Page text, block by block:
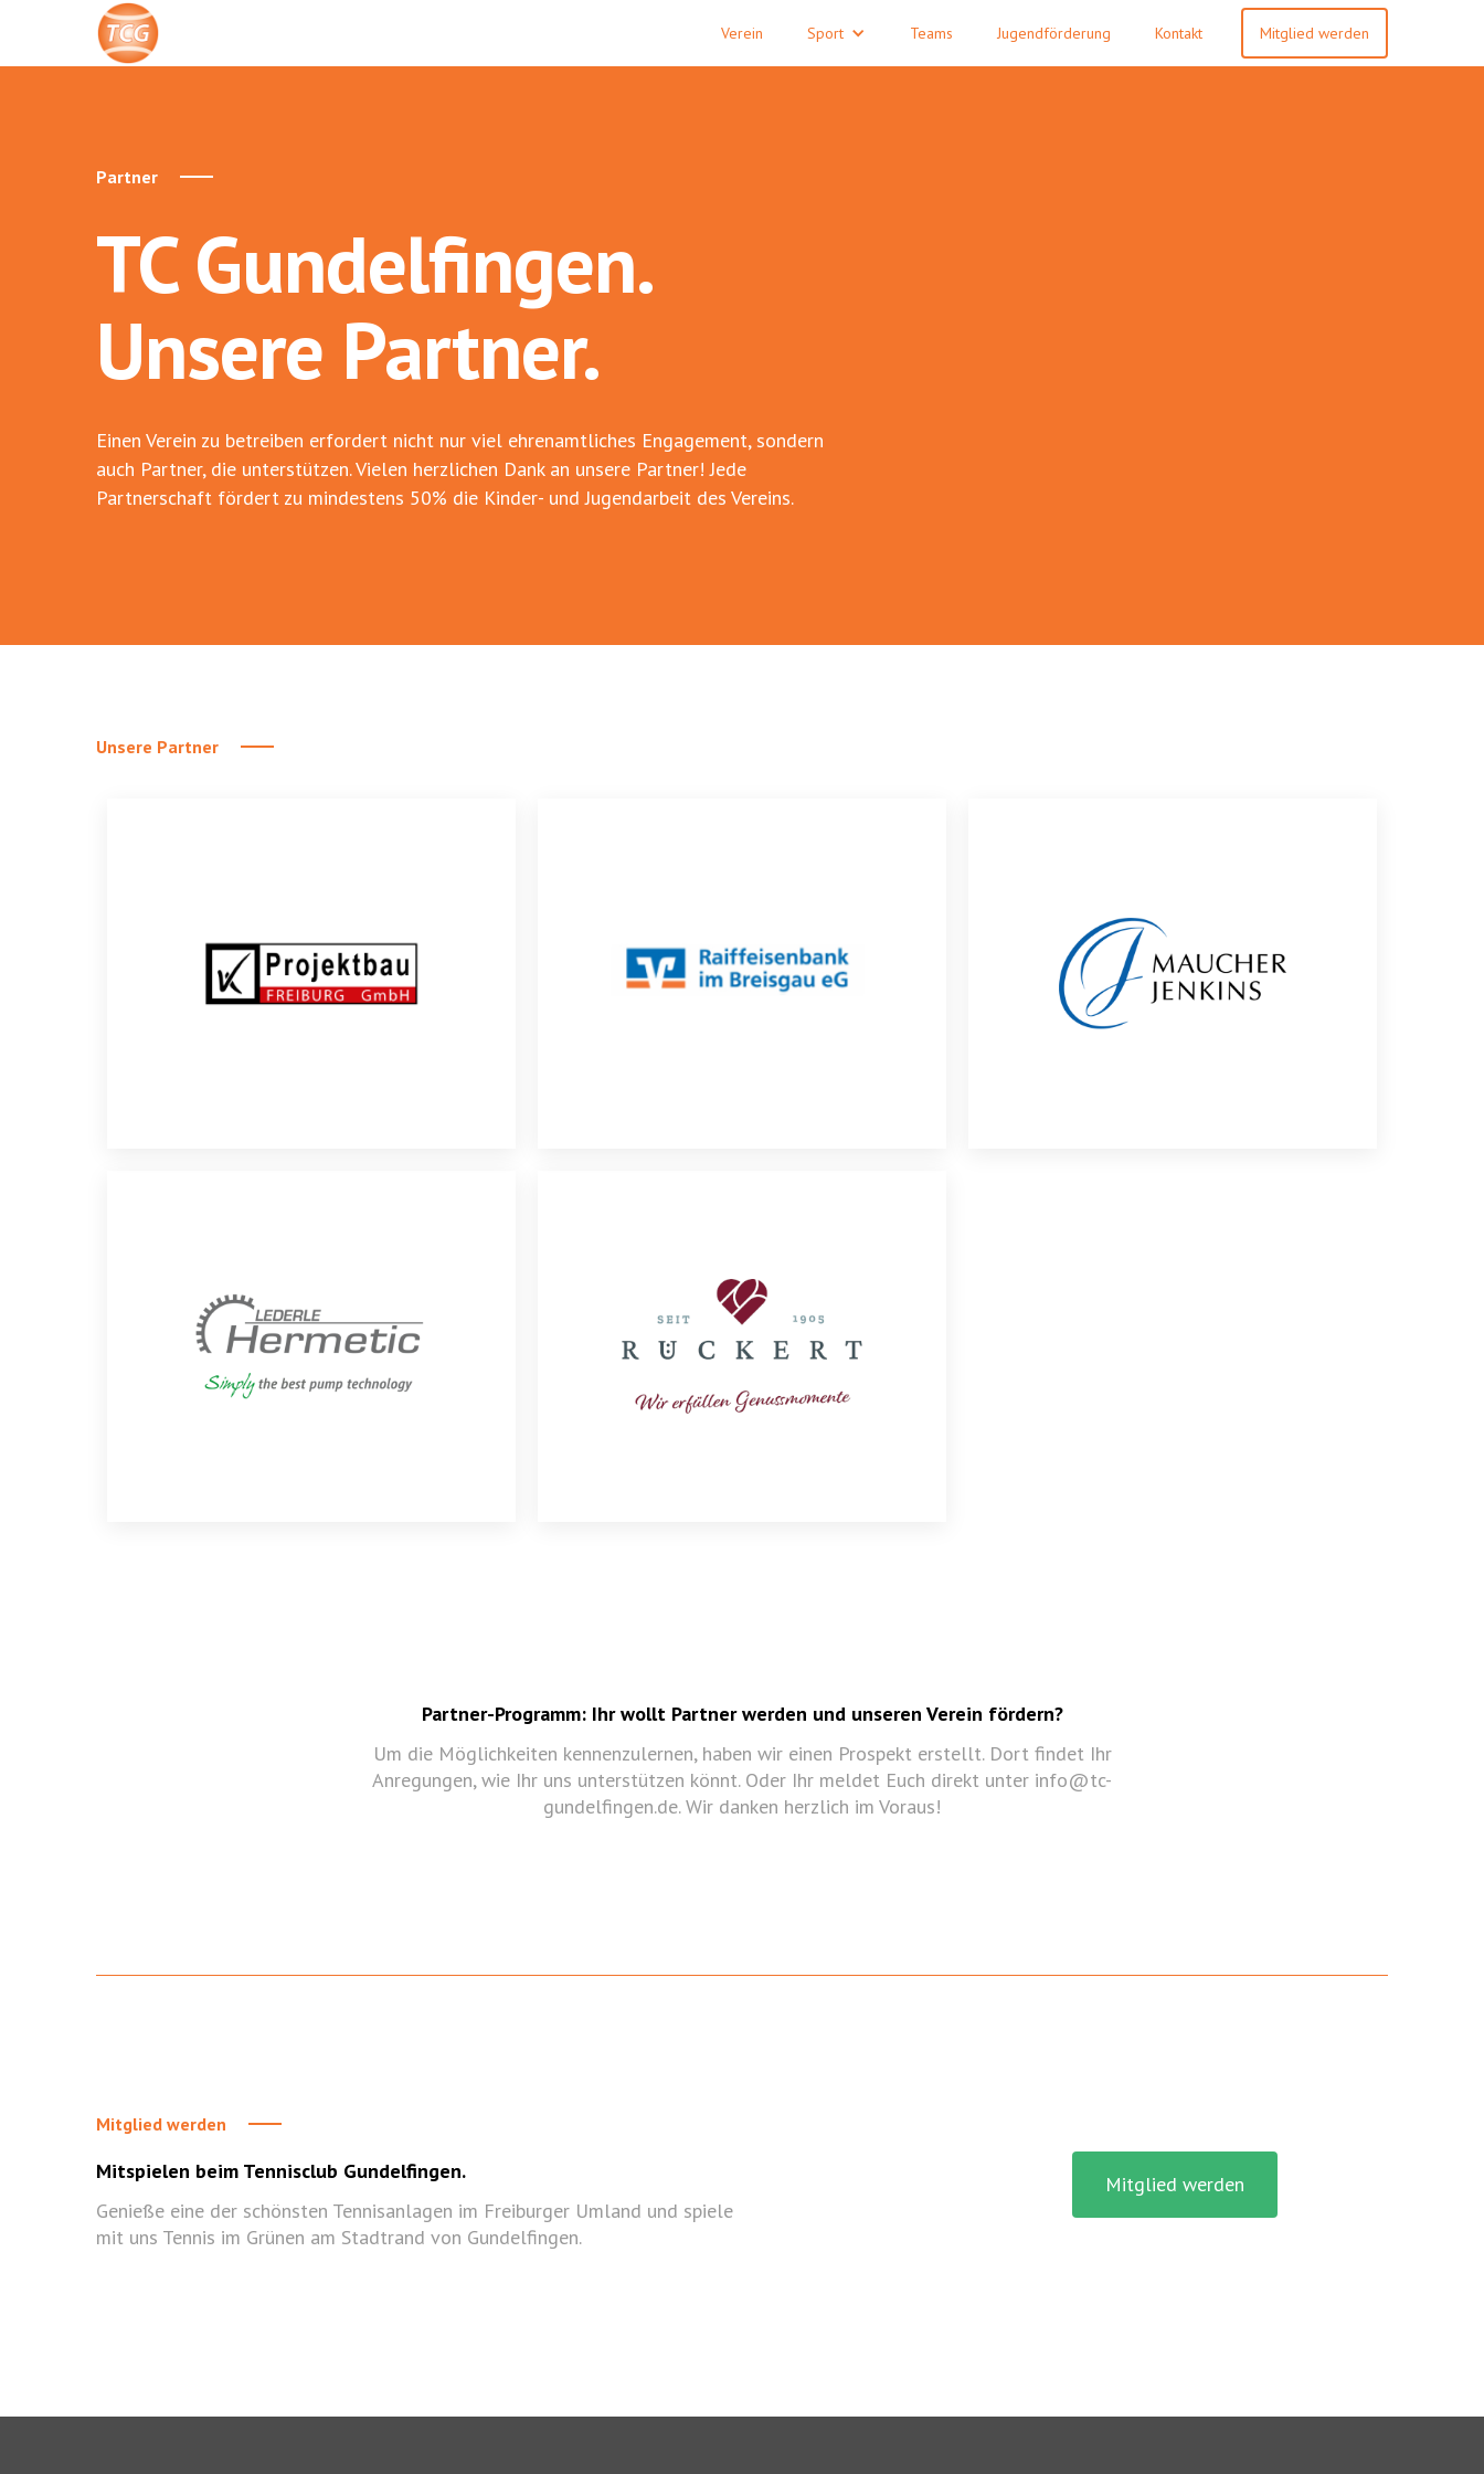
Verein Sport Teams Jugendförderung Kontakt Mitglied werden
Partner
TC Gundelfingen.
Unsere Partner.
Einen Verein zu betreiben erfordert nicht nur viel ehrenamtliches Engagement, sondern
auch Partner, die unterstützen. Vielen herzlichen Dank an unsere Partner! Jede
Partnerschaft fördert zu mindestens 50% die Kinder- und Jugendarbeit des Vereins.
Unsere Partner
Partner-Programm: Ihr wollt Partner werden und unseren Verein fördern?
Um die Möglichkeiten kennenzulernen, haben wir einen Prospekt erstellt. Dort findet Ihr
Anregungen, wie Ihr uns unterstützen könnt. Oder Ihr meldet Euch direkt unter info@tc-
gundelfingen.de. Wir danken herzlich im Voraus!
Mitglied werden
Mitspielen beim Tennisclub Gundelfingen.
Genieße eine der schönsten Tennisanlagen im Freiburger Umland und spiele
mit uns Tennis im Grünen am Stadtrand von Gundelfingen.
Mitglied werden